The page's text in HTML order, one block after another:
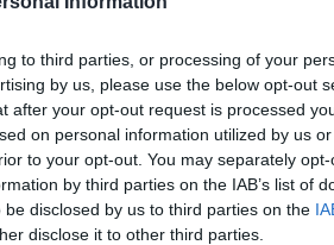
to third parties, or processing of your
by us, please use the below opt-out
after your opt-out request is processed
on personal information utilized by us
to your opt-out. You may separately
by third parties on the IAB’s list of
disclosed by us to third parties on the
disclose it to other third parties.
Και οι τέσσερις